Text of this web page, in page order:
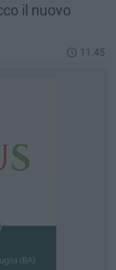
il nuovo
11.45